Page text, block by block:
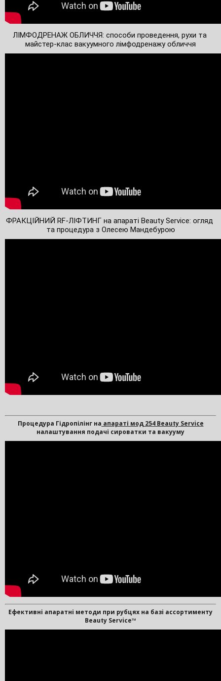
ЛІМФОДРЕНАЖ ОБЛИЧЧЯ: способи проведення, рухи та
майстер-клас вакуумного лімфодренажу обличчя
ФРАКЦІЙНИЙ RF-ЛІФТИНГ на апараті Beauty Service: огляд
та процедура з Олесею Мандебурою
Процедура Гідропілінг на апараті мод 254 Beauty Service
налаштування подачі сироватки та вакууму
Ефективні апаратні методи при рубцях на базі ассортименту
Beauty Service™